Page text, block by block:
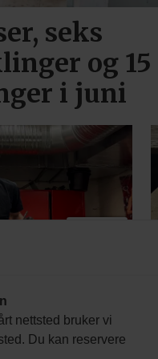
seks
og 15
i juni
nettsted bruker vi
Du kan reservere